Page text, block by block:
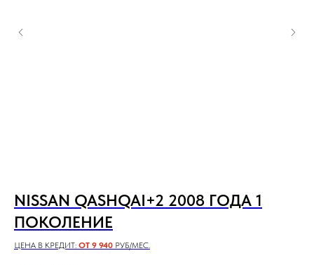
NISSAN QASHQAI+2 2008 ГОДА 1
ПОКОЛЕНИЕ
ЦЕНА В КРЕДИТ: ОТ 9 940 РУБ/МЕС.